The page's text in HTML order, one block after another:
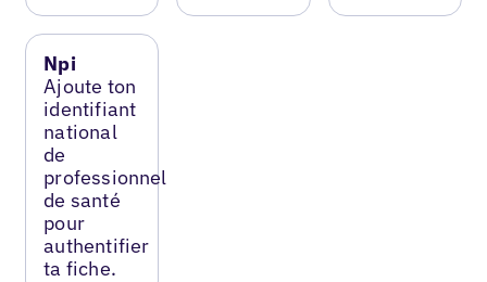
Npi
Ajoute ton
identifiant
national
de
professionnel
de santé
pour
authentifier
ta fiche.